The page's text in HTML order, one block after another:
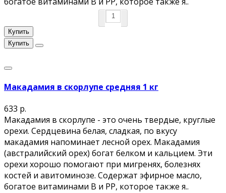
Купить
Купить
Макадамия в скорлупе средняя 1 кг
633 р.
Макадамия в скорлупе - это очень твердые, круглые
орехи. Сердцевина белая, сладкая, по вкусу
макадамия напоминает лесной орех. Макадамия
(австралийский орех) богат белком и кальцием. Эти
орехи хорошо помогают при мигренях, болезнях
костей и авитоминозе. Содержат эфирное масло,
богатое витаминами В и РР, которое также я..